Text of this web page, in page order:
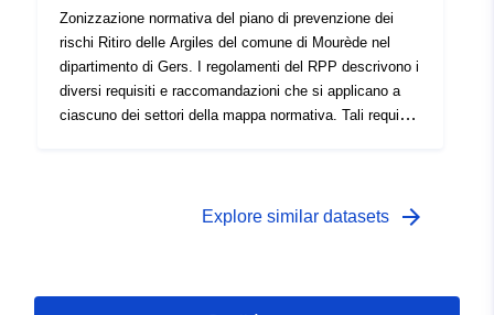
Zonizzazione normativa del piano di prevenzione dei
rischi Ritiro delle Argiles del comune di Mourède nel
dipartimento di Gers. I regolamenti del RPP descrivono i
diversi requisiti e raccomandazioni che si applicano a
ciascuno dei settori della mappa normativa. Tali requisiti
costruzioni esistenti.A seconda del tipo di costruzione
Explore similar datasets arrow_forward